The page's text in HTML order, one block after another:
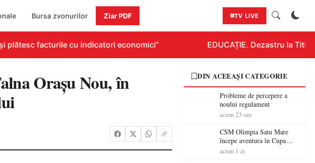
Bursa zvonurilor Ziar PDF TV LIVE
facturile cu indicatori economici” EDUCAȚIE. Dezastru la
Orașu Nou, în
DIN ACEEAȘI CATEGORIE
Probleme de percepere a
noului regulament
acum 23 ore
CSM Olimpia Satu Mare
începe aventura în Cupa
României la Baia Mare
acum 1 zi